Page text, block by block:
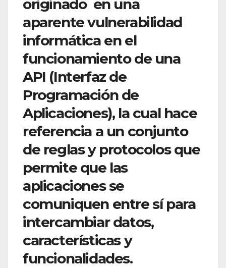
originado en una
aparente vulnerabilidad
informática en el
funcionamiento de una
API (Interfaz de
Programación de
Aplicaciones), la cual hace
referencia a un conjunto
de reglas y protocolos que
permite que las
aplicaciones se
comuniquen entre sí para
intercambiar datos,
características y
funcionalidades.